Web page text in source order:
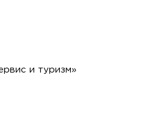
и туризм»